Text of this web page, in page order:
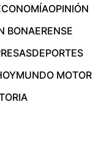
OPINIÓN
BONAERENSE
DEPORTES
MUNDO MOTOR